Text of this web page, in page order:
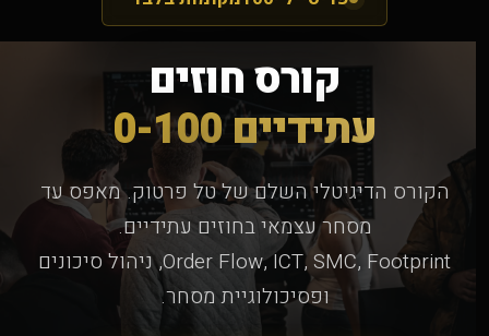
קורס חוזים
עתידיים0-100
הקורס הדיגיטלי השלם של טל פרטוק. מאפס עד
מסחר עצמאי בחוזים עתידיים.
Order Flow, ICT, SMC, Footprint, ניהול סיכונים
ופסיכולוגיית מסחר.